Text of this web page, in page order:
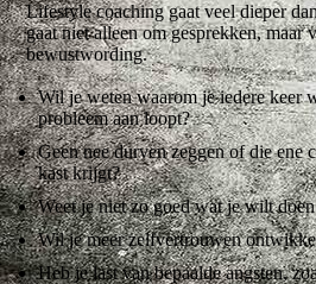
Lifestyle coaching gaat veel dieper
gaat niet alleen om gesprekken, maar
bewustwording.
Wil je weten waarom je iedere keer
probleem aan loopt?
Geen nee durven zeggen of die ene
kast krijgt?
Weet je niet zo goed wat je wilt
Wil je meer zelfvertrouwen
Heb je last van bepaalde angsten,